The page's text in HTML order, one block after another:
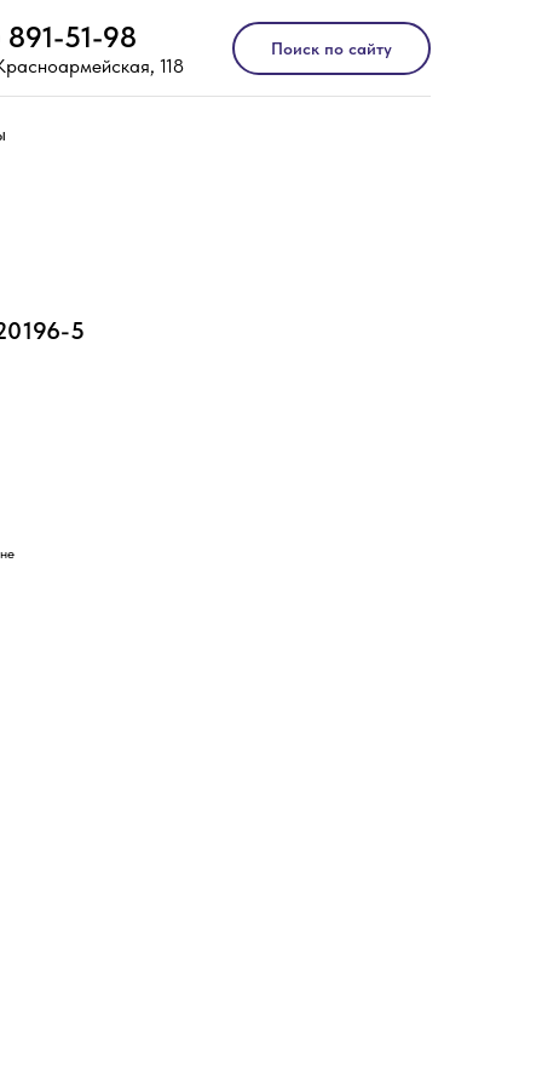
51-98
118
Поиск по сайту
5